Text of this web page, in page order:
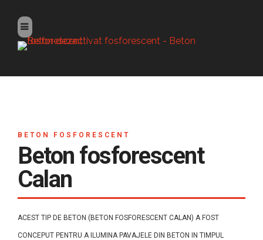
BETON FOSFORESCENT
Beton fosforescent
Calan
ACEST TIP DE BETON (BETON FOSFORESCENT CALAN) A FOST
CONCEPUT PENTRU A ILUMINA PAVAJELE DIN BETON IN TIMPUL